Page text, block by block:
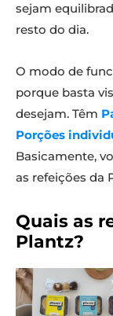
sejam
resto do dia.
O modo de
porque basta
desejam. Têm
Porções
Basicamente,
as refeições da
Quais as
Plantz?